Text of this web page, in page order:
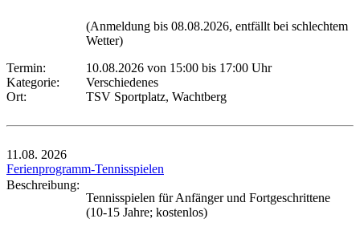
(Anmeldung bis 08.08.2026, entfällt bei schlechtem
Wetter)
Termin:
10.08.2026 von 15:00 bis 17:00 Uhr
Kategorie:
Verschiedenes
Ort:
TSV Sportplatz, Wachtberg
11.08. 2026
Ferienprogramm-Tennisspielen
Beschreibung:
Tennisspielen für Anfänger und Fortgeschrittene
(10-15 Jahre; kostenlos)